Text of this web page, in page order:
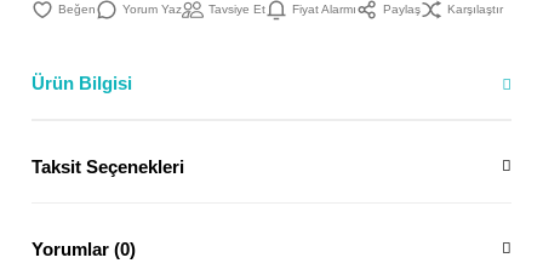
Yorum Yaz Tavsiye Et Fiyat Alarmı Paylaş Karşılaştır
Ürün Bilgisi
Taksit Seçenekleri
Yorumlar (0)